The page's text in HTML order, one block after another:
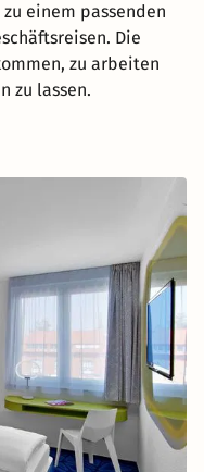
einem passenden
Die
zu arbeiten
zu lassen.